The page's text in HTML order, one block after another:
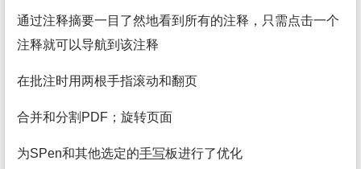
通过注释摘要一目了然地看到所有的注释，只需点击一个
注释就可以导航到该注释
在批注时用两根手指滚动和翻页
合并和分割PDF；旋转页面
为SPen和其他选定的手写板进行了优化